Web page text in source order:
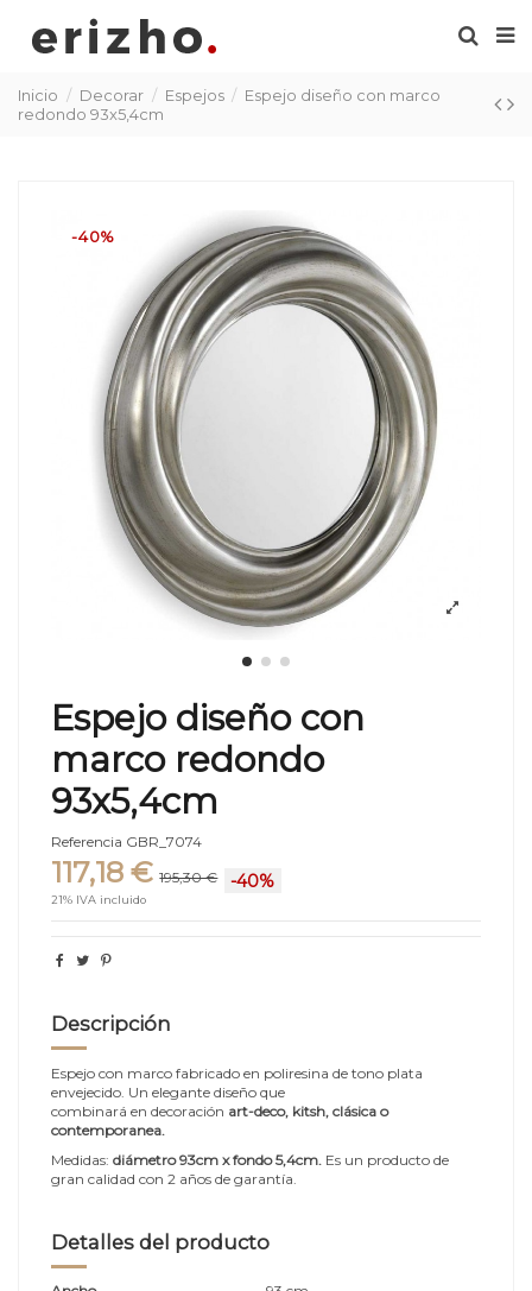
Inicio Decorar Espejos
Espejo diseño con marco
redondo 93x5,4cm
-40%
Espejo diseño con
marco redondo
93x5,4cm
Referencia GBR_7074
117,18 € 195,30 € -40%
21% IVA incluido
Descripción
Espejo con marco fabricado en poliresina de tono plata
envejecido. Un elegante diseño que
combinará en decoración art-deco, kitsh, clásica o
contemporanea.
Medidas: diámetro 93cm x fondo 5,4cm. Es un producto de
gran calidad con 2 años de garantía.
Detalles del producto